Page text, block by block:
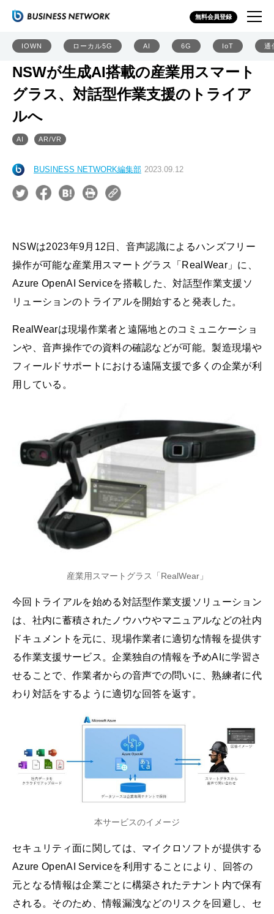
無料会員登録
IOWN ローカル5G AI 6G IoT 通
NSWが生成AI搭載の産業用スマート
グラス、対話型作業支援のトライア
ルへ
AI AR/VR
BUSINESS NETWORK編集部 2023.09.12
NSWは2023年9月12日、音声認識によるハンズフリー
操作が可能な産業用スマートグラス「RealWear」に、
Azure OpenAI Serviceを搭載した、対話型作業支援ソ
リューションのトライアルを開始すると発表した。
RealWearは現場作業者と遠隔地とのコミュニケーショ
ンや、音声操作での資料の確認などが可能。製造現場や
フィールドサポートにおける遠隔支援で多くの企業が利
用している。
産業用スマートグラス「RealWear」
今回トライアルを始める対話型作業支援ソリューション
は、社内に蓄積されたノウハウやマニュアルなどの社内
ドキュメントを元に、現場作業者に適切な情報を提供す
る作業支援サービス。企業独自の情報を予めAIに学習さ
せることで、作業者からの音声での問いに、熟練者に代
わり対話をするように適切な回答を返す。
本サービスのイメージ
セキュリティ面に関しては、マイクロソフトが提供する
Azure OpenAI Serviceを利用することにより、回答の
元となる情報は企業ごとに構築されたテナント内で保有
される。そのため、情報漏洩などのリスクを回避し、セ